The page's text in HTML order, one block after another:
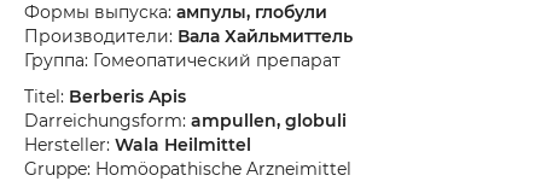
Формы выпуска: ампулы, глобули
Производители: Вала Хайльмиттель
Группа: Гомеопатический препарат
Titel: Berberis Apis
Darreichungsform: ampullen, globuli
Hersteller: Wala Heilmittel
Gruppe: Homöopathische Arzneimittel